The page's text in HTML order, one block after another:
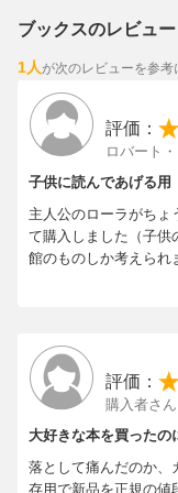
ブックスのレビュー
1人が次のレビューを参
評価：
ロバート
子供に読んであげる用
主人公のローラがちょ
て購入しました（子供
館のものしか考えられ
けて、実際にインガ
評価：
購入者さん
大好きな本を買ったの
落として痛んだのか、
存用で新品を正規の値